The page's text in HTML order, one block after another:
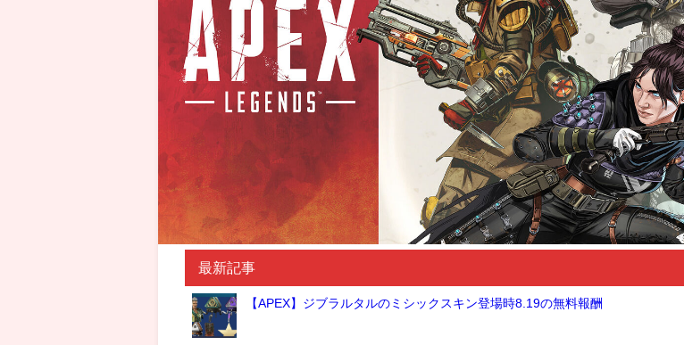
最新記事
【APEX】ジブラルタルのミシックスキン登場時8.19の無料報酬